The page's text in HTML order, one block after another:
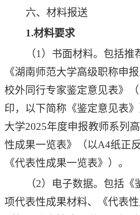
六、材料报送
1.材料要求
（1）书面材料。包括推
《湖南师范大学高级职称申
校外同行专家鉴定意见表》
印，以下简称《鉴定意见表
大学2025年度申报教师系列
性成果一览表》（以A4纸正
《代表性成果一览表》）。
（2）电子数据。包括《
项代表性成果材料、《代表性